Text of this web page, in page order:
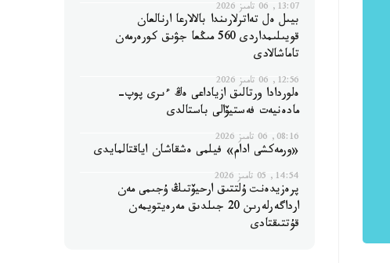
13:07, 06 تامىز 2026
بيىل ەل تەاترلارىندا بالالارعا ارنالعان
قويىلىمداردى 560 مىڭعا جۋىق كورەرمەن
تاماشالادى
12:56, 06 تامىز 2026
ەلوردادا ورتالىق ازياداعى ەڭ ءىرى پوپ-
مادەنيەت فەستيۆالى باستالدى
08:16, 06 تامىز 2026
«ورمەكشى ادام» فيلمى ەشقاشان اياقتالمايدى
14:54, 05 تامىز 2026
پرەزيدەنت ۇلتتىق ارحيۆتىڭ ۇجىمى مەن
ارداگەرلەرىن 20 جىلدىق مەرەيتويمەن
قۇتتىقتادى